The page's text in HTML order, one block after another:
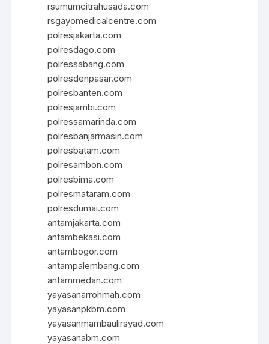
rsumumcitrahusada.com
rsgayomedicalcentre.com
polresjakarta.com
polresdago.com
polressabang.com
polresdenpasar.com
polresbanten.com
polresjambi.com
polressamarinda.com
polresbanjarmasin.com
polresbatam.com
polresambon.com
polresbima.com
polresmataram.com
polresdumai.com
antamjakarta.com
antambekasi.com
antambogor.com
antampalembang.com
antammedan.com
yayasanarrohmah.com
yayasanpkbm.com
yayasanmambaulirsyad.com
yayasanabm.com